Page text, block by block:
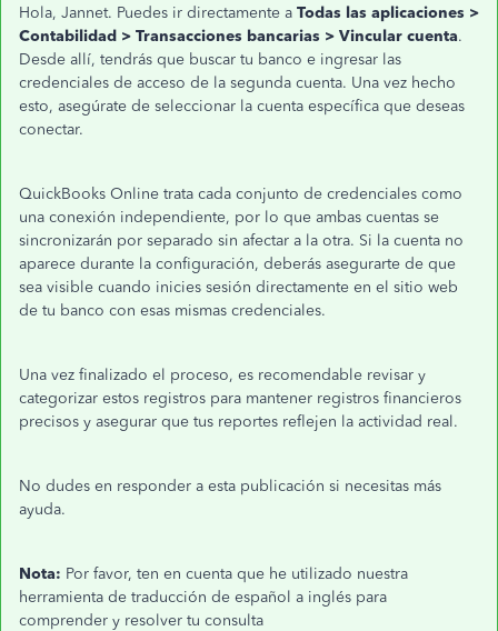
Hola, Jannet. Puedes ir directamente a Todas las aplicaciones >
Contabilidad > Transacciones bancarias > Vincular cuenta.
Desde allí, tendrás que buscar tu banco e ingresar las
credenciales de acceso de la segunda cuenta. Una vez hecho
esto, asegúrate de seleccionar la cuenta específica que deseas
conectar.
QuickBooks Online trata cada conjunto de credenciales como
una conexión independiente, por lo que ambas cuentas se
sincronizarán por separado sin afectar a la otra. Si la cuenta no
aparece durante la configuración, deberás asegurarte de que
sea visible cuando inicies sesión directamente en el sitio web
de tu banco con esas mismas credenciales.
Una vez finalizado el proceso, es recomendable revisar y
categorizar estos registros para mantener registros financieros
precisos y asegurar que tus reportes reflejen la actividad real.
No dudes en responder a esta publicación si necesitas más
ayuda.
Nota: Por favor, ten en cuenta que he utilizado nuestra
herramienta de traducción de español a inglés para
comprender y resolver tu consulta